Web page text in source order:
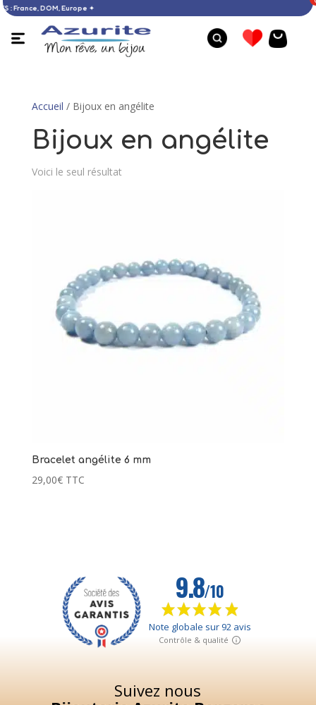
: France, DOM, Europe ✦
Accueil / Bijoux en angélite
Bijoux en angélite
Voici le seul résultat
Bracelet angélite 6 mm
29,00€ TTC
Suivez nous
179,00€ + AJOUTER
Ce